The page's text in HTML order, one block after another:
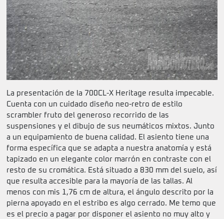
La presentación de la 700CL-X Heritage resulta impecable.
Cuenta con un cuidado diseño neo-retro de estilo
scrambler fruto del generoso recorrido de las
suspensiones y el dibujo de sus neumáticos mixtos. Junto
a un equipamiento de buena calidad. El asiento tiene una
forma específica que se adapta a nuestra anatomía y está
tapizado en un elegante color marrón en contraste con el
resto de su cromática. Está situado a 830 mm del suelo, así
que resulta accesible para la mayoría de las tallas. Al
menos con mis 1,76 cm de altura, el ángulo descrito por la
pierna apoyado en el estribo es algo cerrado. Me temo que
es el precio a pagar por disponer el asiento no muy alto y